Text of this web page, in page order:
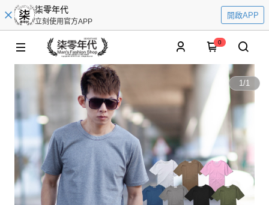
柒零年代
立刻使用官方APP
開啟APP
0
1/1